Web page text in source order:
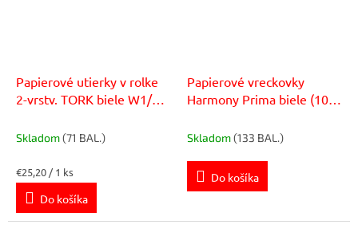
Papierové utierky v rolke
2-vrstv. TORK biele W1/W2
Skladom(71 BAL.)
Jednotková
cena:
€25,20 / 1 ks
Do košíka
Papierové vreckovky
Harmony Prima biele (10
Skladom(133 BAL.)
Do košíka